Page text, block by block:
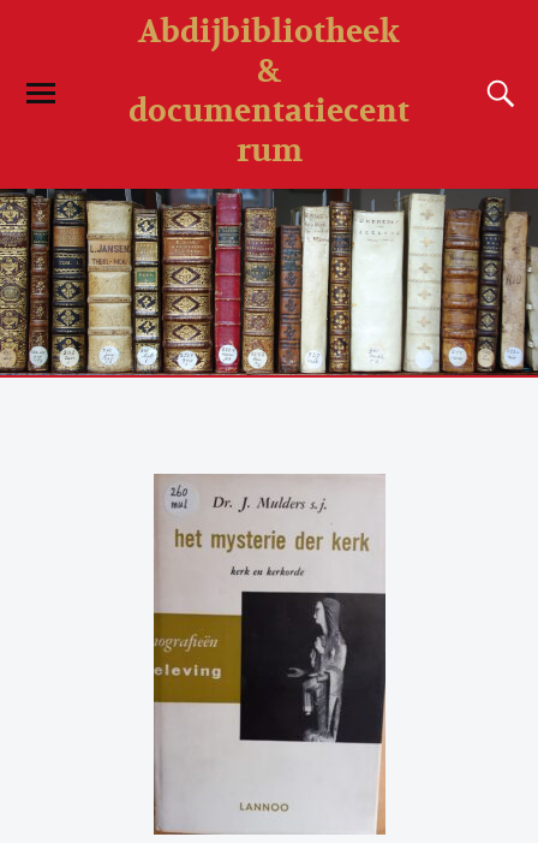
Abdijbibliotheek
&
documentatiecent
rum